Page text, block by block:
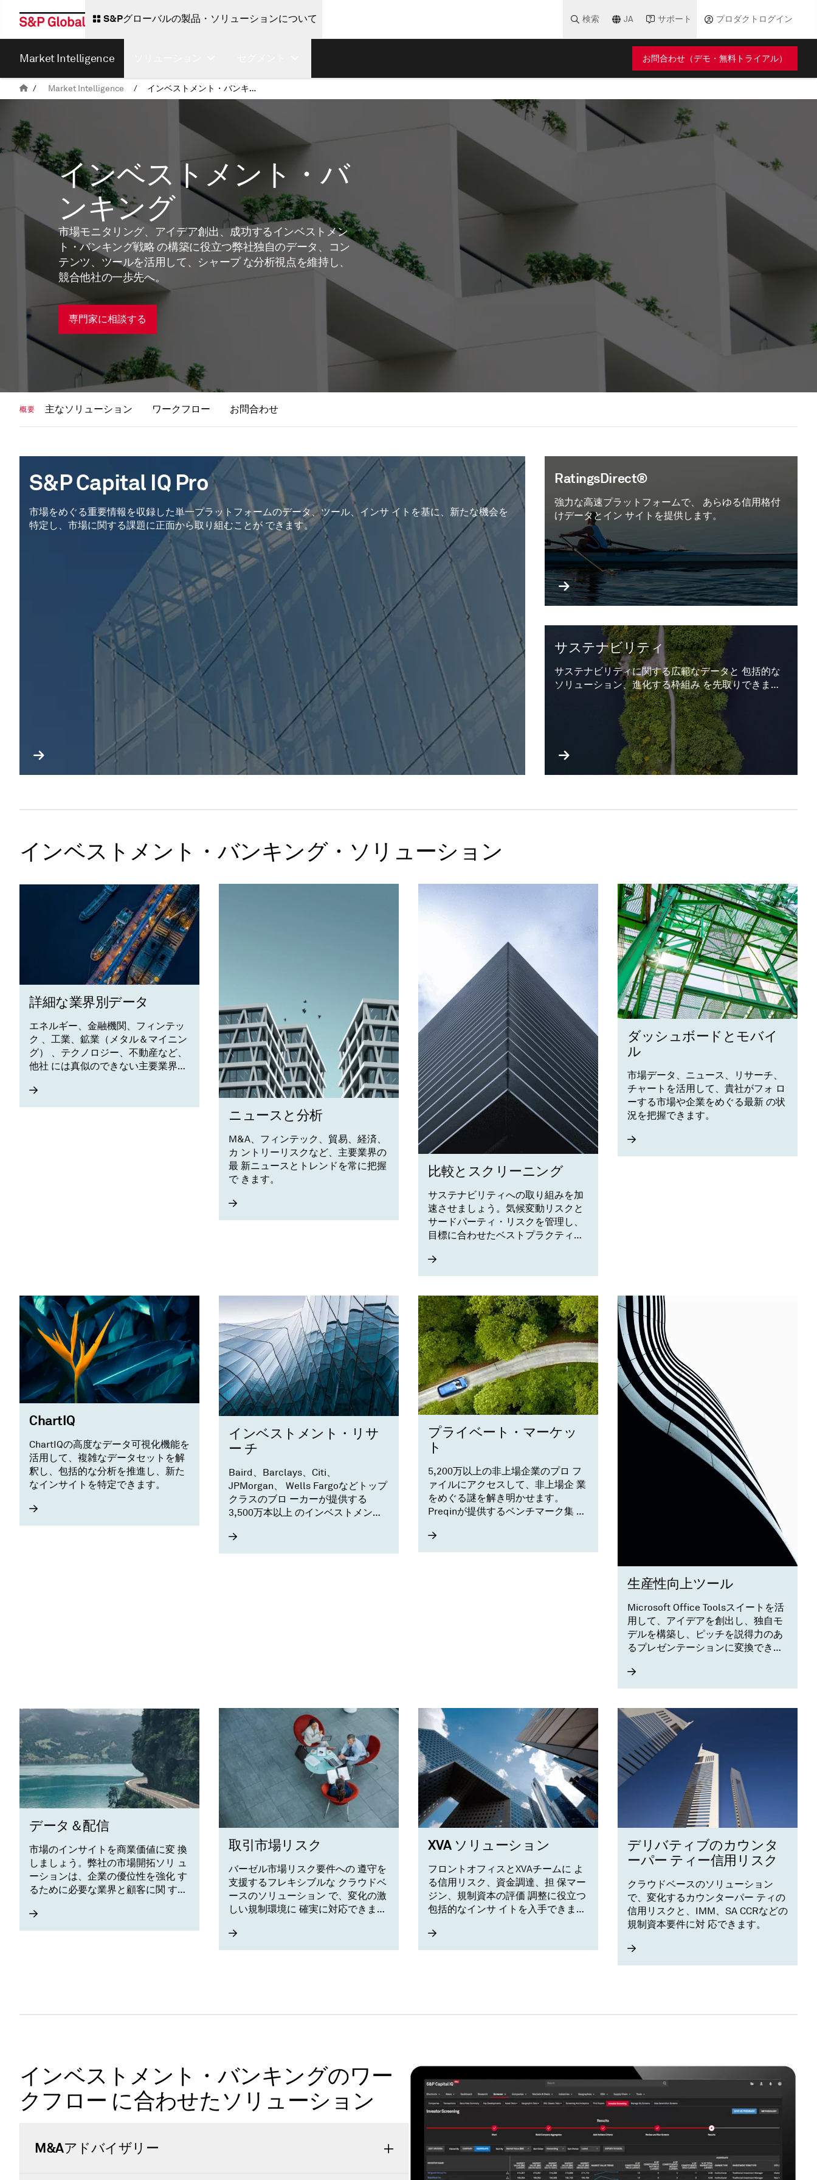
S&Pグローバルの製品・ソリューションについて 検索 JA サポート プロダクトログイン
Market Intelligence お問合わせ（デモ・無料トライアル）
/ Market Intelligence / インベストメント・バンキング
インベストメント・バ
ンキング
市場モニタリング、アイデア創出、成功するインベストメン
ト・バンキング戦略 の構築に役立つ弊社独自のデータ、コン
テンツ、ツールを活用して、シャープ な分析視点を維持し、
競合他社の一歩先へ。
専門家に相談する
概要 主なソリューション ワークフロー お問合わせ
S&P Capital IQ Pro
市場をめぐる重要情報を収録した単一プラットフォームのデータ、ツール、インサ イトを基に、新たな機会を
特定し、市場に関する課題に正面から取り組むことが できます。
RatingsDirect®
強力な高速プラットフォームで、 あらゆる信用格付
けデータとイン サイトを提供します。
サステナビリティ
サステナビリティに関する広範なデータと 包括的な
ソリューション、進化する枠組み を先取りできま
インベストメント・バンキング・ソリューション
詳細な業界別データ
エネルギー、金融機関、フィンテッ
ク 、工業、鉱業（メタル＆マイニン
グ） 、テクノロジー、不動産など、
他社 には真似のできない主要業界デ
ニュースと分析
M&A、フィンテック、貿易、経済、
カ ントリーリスクなど、主要業界の
最 新ニュースとトレンドを常に把握
で きます。
比較とスクリーニング
サステナビリティへの取り組みを加
速させましょう。気候変動リスクと
サードパーティ・リスクを管理し、
目標に合わせたベストプラクティス
ダッシュボードとモバイ
ル
市場データ、ニュース、リサーチ、
チャートを活用して、貴社がフォ ロ
ーする市場や企業をめぐる最新 の状
況を把握できます。
ChartIQ
ChartIQの高度なデータ可視化機能を
活用して、複雑なデータセットを解
釈し、包括的な分析を推進し、新た
なインサイトを特定できます。​
インベストメント・リサ
ー チ
Baird、Barclays、Citi、
JPMorgan、 Wells Fargoなどトップ
クラスのブロ ーカーが提供する
3,500万本以上 のインベストメン
できます。
プライベート・マーケッ
ト
5,200万以上の非上場企業のプロ フ
ァイルにアクセスして、非上場企 業
をめぐる謎を解き明かせます。
Preqinが提供するベンチマーク集 計
用ください。
生産性向上ツール
Microsoft Office Toolsスイートを活
用して、アイデアを創出し、独自モ
デルを構築し、ピッチを説得力のあ
るプレゼンテーションに変換できま
データ＆配信
市場のインサイトを商業価値に変 換
しましょう。弊社の市場開拓ソリ ュ
ーションは、企業の優位性を強化 す
るために必要な業界と顧客に関 する
取引市場リスク
バーゼル市場リスク要件への 遵守を
支援するフレキシブルな クラウドベ
ースのソリューション で、変化の激
しい規制環境に 確実に対応できま
XVA ソリューション
フロントオフィスとXVAチームに よ
る信用リスク、資金調達、担 保マー
ジン、規制資本の評価 調整に役立つ
包括的なインサ イトを入手できま
デリバティブのカウンタ
ーパー ティー信用リスク
クラウドベースのソリューション
で、変化するカウンターパー ティの
信用リスクと、IMM、SA CCRなどの
規制資本要件に対 応できます。
インベストメント・バンキングのワー
クフロー に合わせたソリューション
M&Aアドバイザリー